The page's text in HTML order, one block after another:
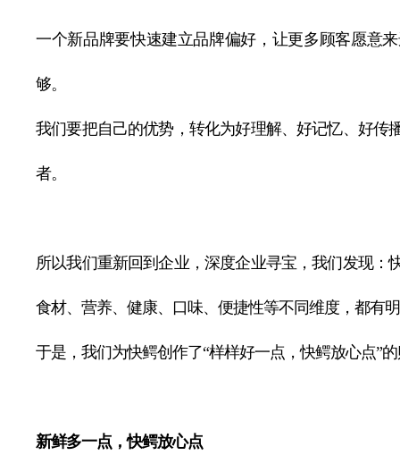
一个新品牌要快速建立品牌偏好，让更多顾客愿意
够。
我们要把自己的优势，转化为好理解、好记忆、好传
者。
所以我们重新回到企业，深度企业寻宝，我们发现：
食材、营养、健康、口味、便捷性等不同维度，都有
于是，我们为快鳄创作了“样样好一点，快鳄放心点”
新鲜多一点，快鳄放心点